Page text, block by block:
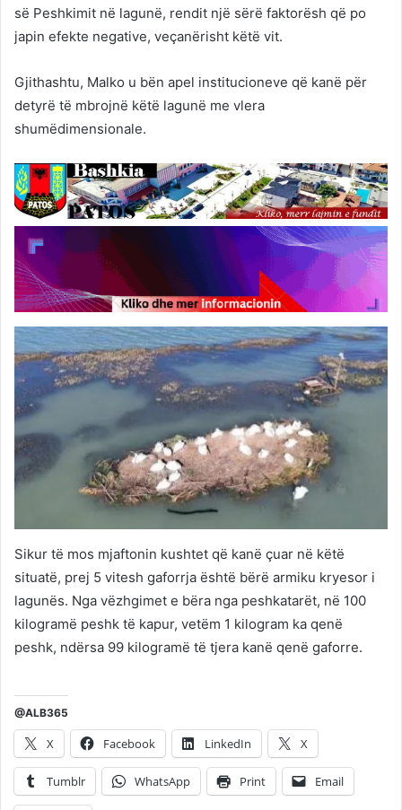
së Peshkimit në lagunë, rendit një sërë faktorësh që po
japin efekte negative, veçanërisht këtë vit.
Gjithashtu, Malko u bën apel institucioneve që kanë për
detyrë të mbrojnë këtë lagunë me vlera
shumëdimensionale.
Sikur të mos mjaftonin kushtet që kanë çuar në këtë
situatë, prej 5 vitesh gaforrja është bërë armiku kryesor i
lagunës. Nga vëzhgimet e bëra nga peshkatarët, në 100
kilogramë peshk të kapur, vetëm 1 kilogram ka qenë
peshk, ndërsa 99 kilogramë të tjera kanë qenë gaforre.
@ALB365
X Facebook LinkedIn X
Tumblr WhatsApp Print Email